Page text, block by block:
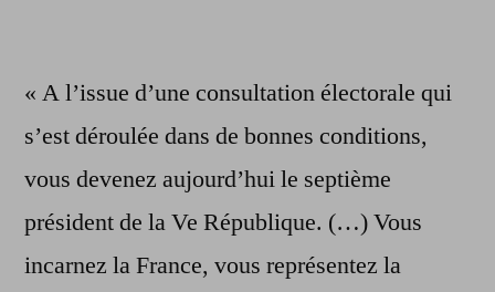
« A l’issue d’une consultation électorale qui
s’est déroulée dans de bonnes conditions,
vous devenez aujourd’hui le septième
président de la Ve République. (…) Vous
incarnez la France, vous représentez la